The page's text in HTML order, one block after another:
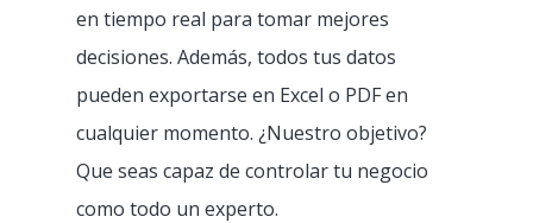
en tiempo real para tomar mejores
decisiones. Además, todos tus datos
pueden exportarse en Excel o PDF en
cualquier momento. ¿Nuestro objetivo?
Que seas capaz de controlar tu negocio
como todo un experto.
Bar
Panadería
Cafetería
Heladería